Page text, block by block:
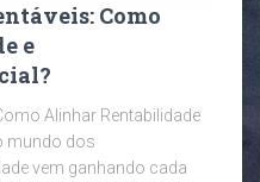
Como
e
Alinhar Rentabilidade
mundo dos
vem ganhando cada